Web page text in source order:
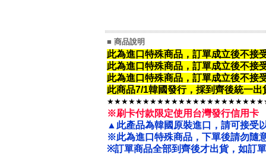
■ 商品說明
此為進口特殊商品，訂單成立後不接
此為進口特殊商品， 訂單成立後不接
此為進口特殊商品， 訂單成立後不接
此商品7/1韓國發行，採到齊後統一
※刷卡付款限定使用台灣發行信用卡
▲此產品為韓國原裝進口，請可接受
※此為進口特殊商品，下單後請勿隨
※訂單商品全部到齊後才出貨，如訂